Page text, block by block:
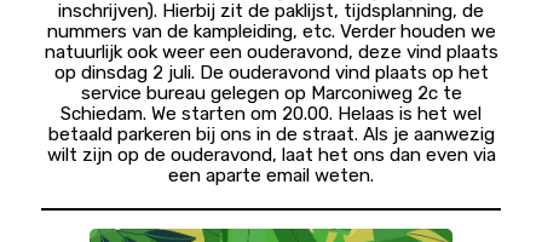
inschrijven). Hierbij zit de paklijst, tijdsplanning, de
nummers van de kampleiding, etc. Verder houden we
natuurlijk ook weer een ouderavond, deze vind plaats
op dinsdag 2 juli. De ouderavond vind plaats op het
service bureau gelegen op Marconiweg 2c te
Schiedam. We starten om 20.00. Helaas is het wel
betaald parkeren bij ons in de straat. Als je aanwezig
wilt zijn op de ouderavond, laat het ons dan even via
een aparte email weten.